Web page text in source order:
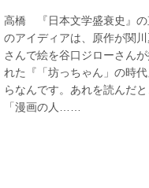
高橋 『日本文学盛衰史』の
のアイディアは、原作が関
さんで絵を谷口ジローさん
れた『「坊っちゃん」の時
らなんです。あれを読んだと
「漫画の人……